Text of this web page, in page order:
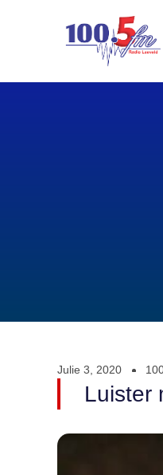
Julie 3, 2020
Luister